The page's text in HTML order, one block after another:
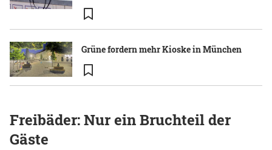
Grüne fordern mehr Kioske in München
Freibäder: Nur ein Bruchteil der
Gäste